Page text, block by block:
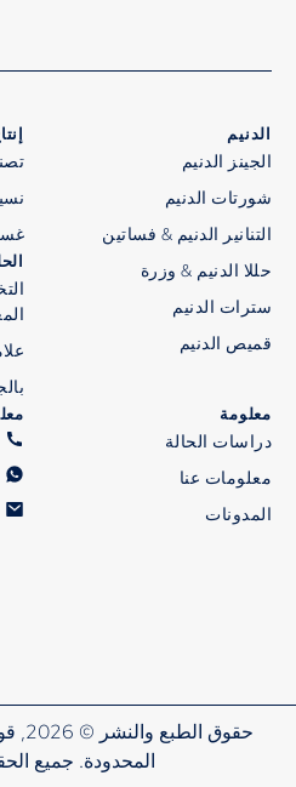
الدنيم
الجينز الدنيم
شورتات الدنيم
التنانير الدنيم & فساتين
حللا الدنيم & وزرة
سترات الدنيم
قميص الدنيم
إنتاج
تصنيع
غسل
معلومة
دراسات الحالة
معلومات عنا
المدونات
+86-18819178348
+86-18819178348
حقوق
المحدودة. جميع